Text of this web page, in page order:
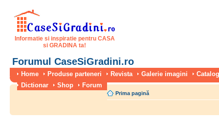
Informatie si inspiratie pentru CASA
si GRADINA ta!
Forumul CaseSiGradini.ro
Home Produse parteneri Revista Galerie imagini
Dictionar
Shop Forum
Prima pagină